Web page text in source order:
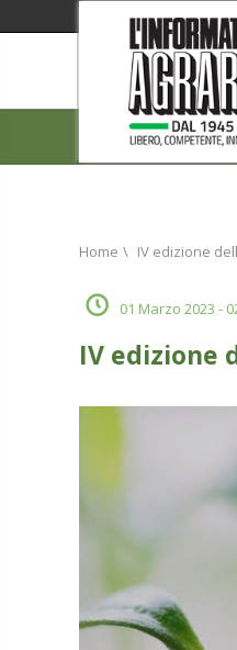
Home \ IV edizione
01 Marzo 2023 -
IV edizione